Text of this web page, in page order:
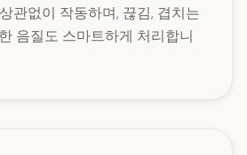
관없이 작동하며, 끊김, 겹치는
음질도 스마트하게 처리합니